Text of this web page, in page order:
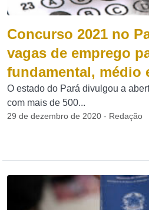
Concurso 2021 no
vagas de emprego
fundamental, médio
O estado do Pará divulgou a
com mais de 500...
29 de dezembro de 2020 - Redação